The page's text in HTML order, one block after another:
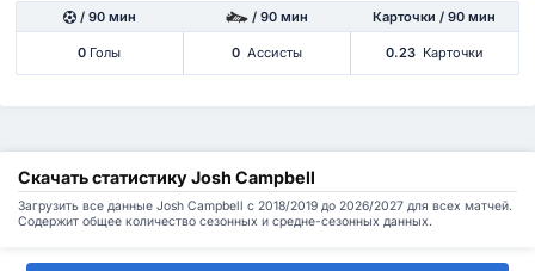
/ 90 мин / 90 мин Карточки / 90 мин
0 Голы 0 Ассисты 0.23 Карточки
Скачать статистику Josh Campbell
Загрузить все данные Josh Campbell с 2018/2019 до 2026/2027 для всех матчей.
Содержит общее количество сезонных и средне-сезонных данных.